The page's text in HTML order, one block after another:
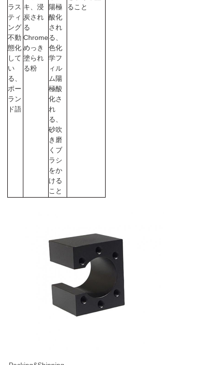
バ
シ
ー
ポ
リ
シ
ラス
ティ
ング
不動
態化
して
い
る、
ポー
ラン
ド語
キ、浸
炭され
る
Chrome
めっき
塗られ
る粉
陽極
酸化
され
る、
色化
学フ
ィル
ム陽
極酸
化さ
れ
る、
砂吹
き磨
くブ
ラシ
をか
ける
こと
ること